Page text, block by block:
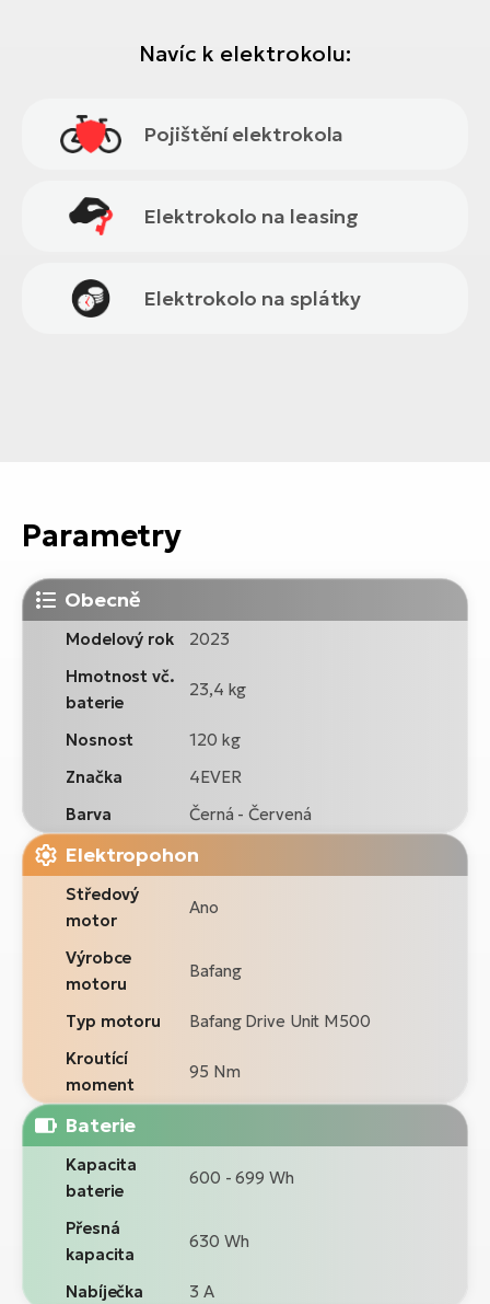
Navíc k elektrokolu:
Pojištění elektrokola
Elektrokolo na leasing
Elektrokolo na splátky
Parametry
Obecně
Modelový rok
2023
Hmotnost vč.
baterie
23,4 kg
Nosnost
120 kg
Značka
4EVER
Barva
Černá - Červená
Elektropohon
Středový
motor
Ano
Výrobce
motoru
Bafang
Typ motoru
Bafang Drive Unit M500
Kroutící
moment
95 Nm
Baterie
Kapacita
baterie
600 - 699 Wh
Přesná
kapacita
630 Wh
Nabíječka 3 A